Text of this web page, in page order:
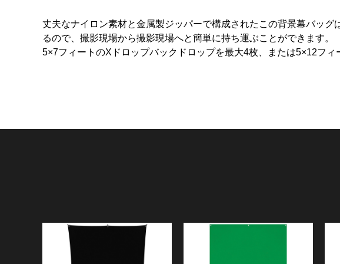
丈夫なナイロン素材と金属製ジッパーで構成されたこの背景幕バッ
るので、撮影現場から撮影現場へと簡単に持ち運ぶことができます。
5×7フィートのXドロップバックドロップを最大4枚、または5×12フ